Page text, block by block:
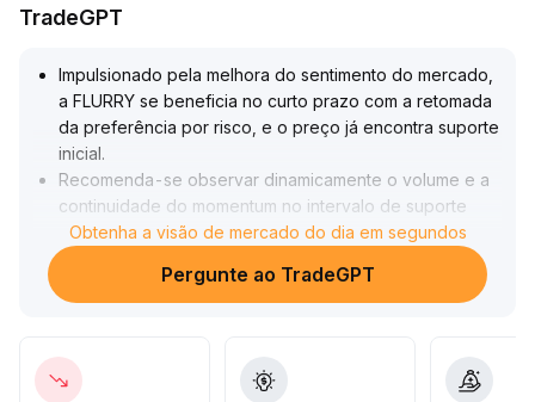
TradeGPT
Impulsionado pela melhora do sentimento do mercado,
a FLURRY se beneficia no curto prazo com a retomada
da preferência por risco, e o preço já encontra suporte
inicial.
Recomenda-se observar dinamicamente o volume e a
continuidade do momentum no intervalo de suporte
crítico entre 0,018-0,020, a fim de capturar
oportunidades de alta em ondas
O atual período de expansão moderada, liderado pelo
extremo de queda
No entanto, dado a vulnerabilidade dos ativos de
Obtenha a visão de mercado do dia em segundos
Pergunte ao TradeGPT